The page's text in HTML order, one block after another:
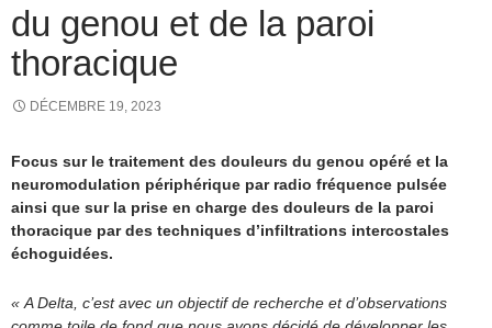
du genou et de la paroi
thoracique
DÉCEMBRE 19, 2023
Focus sur le traitement des douleurs du genou opéré et la
neuromodulation périphérique par radio fréquence pulsée
ainsi que sur la prise en charge des douleurs de la paroi
thoracique par des techniques d’infiltrations intercostales
échoguidées.
« A Delta, c’est avec un objectif de recherche et d’observations